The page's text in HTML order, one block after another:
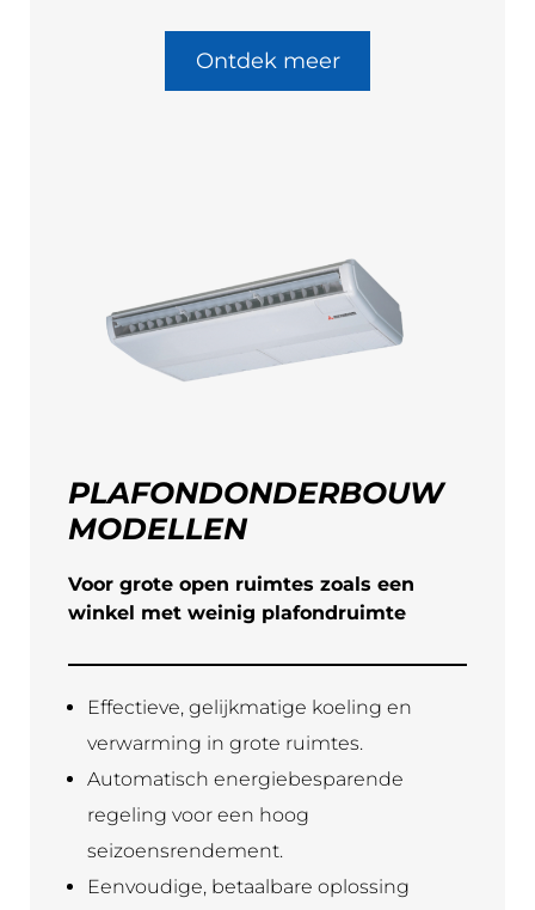
Ontdek meer
PLAFONDONDERBOUW
MODELLEN
Voor grote open ruimtes zoals een
winkel met weinig plafondruimte
Effectieve, gelijkmatige koeling en
verwarming in grote ruimtes.
Automatisch energiebesparende
regeling voor een hoog
seizoensrendement.
Eenvoudige, betaalbare oplossing